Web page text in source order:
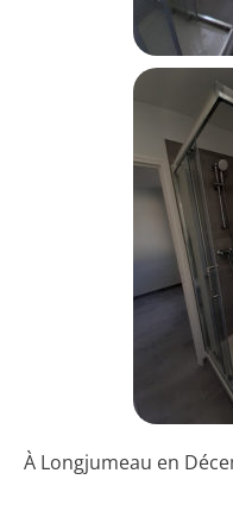
À Longjumeau en